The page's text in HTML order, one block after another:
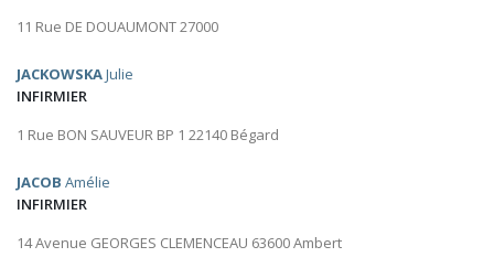
11 Rue DE DOUAUMONT 27000
JACKOWSKAJulie
INFIRMIER
1 Rue BON SAUVEUR BP 1 22140 Bégard
JACOB Amélie
INFIRMIER
14 Avenue GEORGES CLEMENCEAU 63600 Ambert